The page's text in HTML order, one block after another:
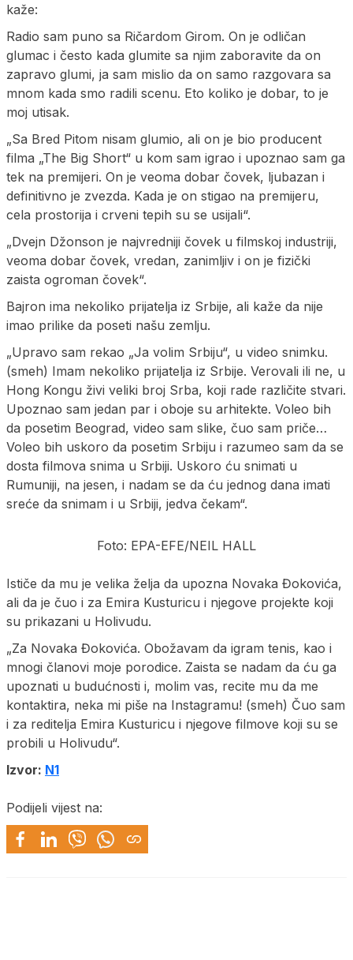
kaže:
Radio sam puno sa Ričardom Girom. On je odličan
glumac i često kada glumite sa njim zaboravite da on
zapravo glumi, ja sam mislio da on samo razgovara sa
mnom kada smo radili scenu. Eto koliko je dobar, to je
moj utisak.
„Sa Bred Pitom nisam glumio, ali on je bio producent
filma „The Big Short“ u kom sam igrao i upoznao sam ga
tek na premijeri. On je veoma dobar čovek, ljubazan i
definitivno je zvezda. Kada je on stigao na premijeru,
cela prostorija i crveni tepih su se usijali“.
„Dvejn Džonson je najvredniji čovek u filmskoj industriji,
veoma dobar čovek, vredan, zanimljiv i on je fizički
zaista ogroman čovek“.
Bajron ima nekoliko prijatelja iz Srbije, ali kaže da nije
imao prilike da poseti našu zemlju.
„Upravo sam rekao „Ja volim Srbiju“, u video snimku.
(smeh) Imam nekoliko prijatelja iz Srbije. Verovali ili ne, u
Hong Kongu živi veliki broj Srba, koji rade različite stvari.
Upoznao sam jedan par i oboje su arhitekte. Voleo bih
da posetim Beograd, video sam slike, čuo sam priče…
Voleo bih uskoro da posetim Srbiju i razumeo sam da se
dosta filmova snima u Srbiji. Uskoro ću snimati u
Rumuniji, na jesen, i nadam se da ću jednog dana imati
sreće da snimam i u Srbiji, jedva čekam“.
Foto: EPA-EFE/NEIL HALL
Ističe da mu je velika želja da upozna Novaka Đokovića,
ali da je čuo i za Emira Kusturicu i njegove projekte koji
su prikazani u Holivudu.
„Za Novaka Đokovića. Obožavam da igram tenis, kao i
mnogi članovi moje porodice. Zaista se nadam da ću ga
upoznati u budućnosti i, molim vas, recite mu da me
kontaktira, neka mi piše na Instagramu! (smeh) Čuo sam
i za reditelja Emira Kusturicu i njegove filmove koji su se
probili u Holivudu“.
Izvor: N1
Podijeli vijest na: